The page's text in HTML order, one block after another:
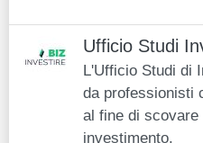
Ufficio Studi
L'Ufficio Studi di
da professionisti
al fine di scovare
investimento.